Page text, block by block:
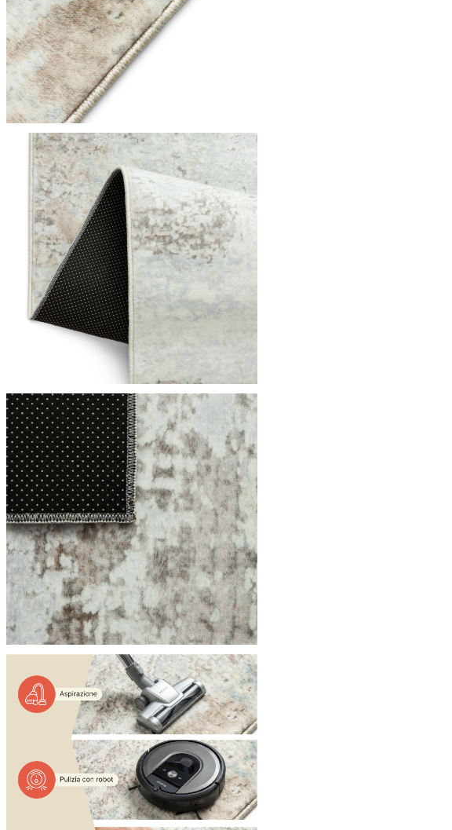
Utilizziamo i cookie per personalizzare contenuti e
Condividiamo inoltre informazioni su come utilizzi
combinarle con altre informazioni che hai fornito
Indispensabili
I cookie indispensabili sono cruciali per le funzioni di
memorizzano alcun dato personale identificabile.
Preferenze
I cookie relativi alle preferenze permettono al sito
esempio la tua lingua preferita o la regione in cui ti
Statistica
I cookie statistici aiutano i proprietari dei siti web a
modo anonimo.
Marketing
I cookie di marketing vengono utilizzati per
interessanti per i singoli utenti e quindi più preziosi
Non classificati